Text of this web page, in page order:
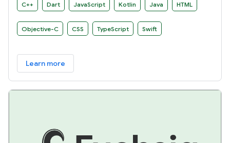
C++ Dart JavaScript Kotlin Java HTML
Objective-C CSS TypeScript Swift
Learn more